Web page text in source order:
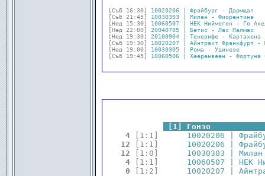
[Съб 16:30]
10020206 |
[Съб 21:45]
10030303 | Милан
[Нед 15:30]
10060507 | НЕК
[Нед 22:00]
20040705 | Бетис
[Нед 19:30]
20100904 |
[Съб 19:30]
10020207 | Айнтрахт
[Нед 19:00]
10030305 |
[Съб 19:45]
10060506 | Хееренвеен
[1] Гонзо
4
[1:1]
10020206 |
12
[1:1]
10020206 |
12
[1:0]
10030303 |
4
[1:1]
10060507 | НЕК
0
[1:2]
10020207 |